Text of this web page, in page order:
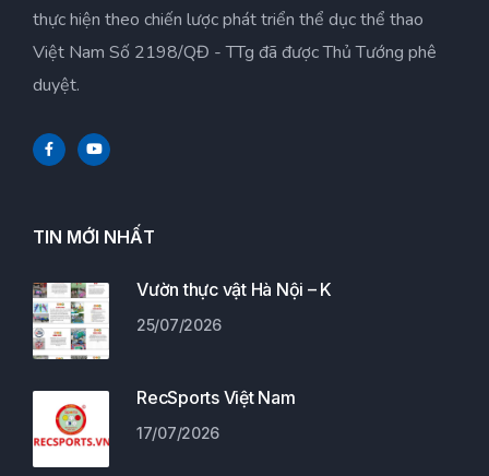
thực hiện theo chiến lược phát triển thể dục thể thao
Việt Nam Số 2198/QĐ - TTg đã được Thủ Tướng phê
duyệt.
TIN MỚI NHẤT
Vườn thực vật Hà Nội – K
25/07/2026
RecSports Việt Nam
17/07/2026